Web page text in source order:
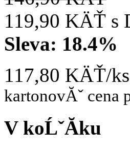
119,90 KÄŤ s
Sleva: 18.4%
117,80 KÄŤ/ks
kartonovĂˇ cena
V koĹˇĂ­ku